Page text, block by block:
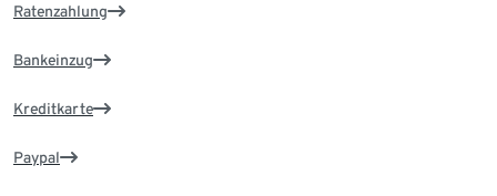
Ratenzahlung
Bankeinzug
Kreditkarte
Paypal